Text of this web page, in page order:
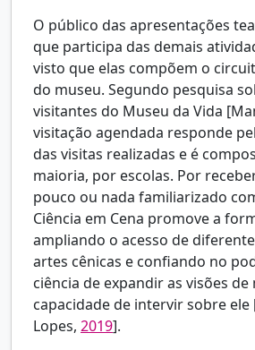
O público das apresentações
que participa das demais
visto que elas compõem o
do museu. Segundo pesquisa
visitantes do Museu da Vida [
visitação agendada responde
das visitas realizadas e é
maioria, por escolas. Por
pouco ou nada familiarizado
Ciência em Cena promove a
ampliando o acesso de
artes cênicas e confiando no
ciência de expandir as visões de
capacidade de intervir sobre ele
Lopes, 2019].